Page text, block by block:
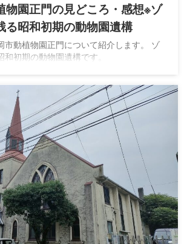
物園正門の見どころ・感想※ゾ
る昭和初期の動物園遺構
市動植物園正門について紹介します。 ゾ
初期の動物園遺構です。